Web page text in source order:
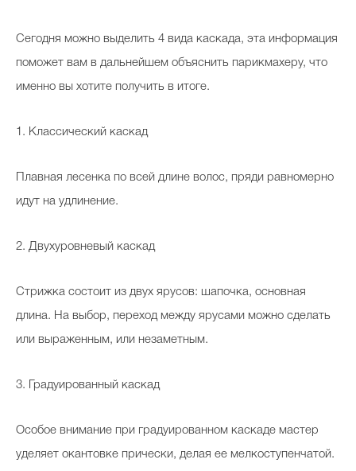
Сегодня можно выделить 4 вида каскада, эта информация
поможет вам в дальнейшем объяснить парикмахеру, что
именно вы хотите получить в итоге.
1. Классический каскад
Плавная лесенка по всей длине волос, пряди равномерно
идут на удлинение.
2. Двухуровневый каскад
Стрижка состоит из двух ярусов: шапочка, основная
длина. На выбор, переход между ярусами можно сделать
или выраженным, или незаметным.
3. Градуированный каскад
Особое внимание при градуированном каскаде мастер
уделяет окантовке прически, делая ее мелкоступенчатой.